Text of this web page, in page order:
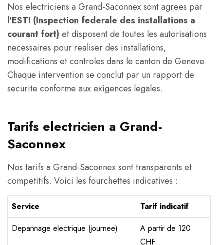
Nos electriciens a Grand-Saconnex sont agrees par
l'ESTI (Inspection federale des installations a
courant fort) et disposent de toutes les autorisations
necessaires pour realiser des installations,
modifications et controles dans le canton de Geneve.
Chaque intervention se conclut par un rapport de
securite conforme aux exigences legales.
Tarifs electricien a Grand-
Saconnex
Nos tarifs a Grand-Saconnex sont transparents et
competitifs. Voici les fourchettes indicatives :
Service
Tarif indicatif
Depannage electrique (journee)
A partir de 120
CHF